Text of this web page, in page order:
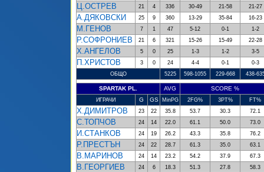
Ц.ОСТРЕВ 21 4 336 30-49 21-58 21-27
А.ДЯКОВСКИ 25 9 360 13-29 35-84 16-23
М.ГЕНОВ 7 1 47 5-12 0-1 1-2
Р.СОФРОНИЕВ 21 6 321 15-26 15-49 22-28
Х.АНГЕЛОВ 5 0 25 1-3 1-2 3-5
П.ХРИСТОВ 3 0 24 4-4 0-1
0-3
ОБЩО
5225 598-1055 229-668 438-
SPARTAK PL. AVG SCORE %
ИГРАЧИ G GS MinPG 2FG% 3PT% FT%
Х.ДИМИТРОВ 23 22 35.8 53.7 30.3 72.1
С.ТОПЧОВ 24 14 22.0 61.1 50.0 73.0
И.СТАНКОВ 24 19 26.2 43.3 35.8 76.2
Р.ПРЕСТЪН 24 22 28.7 61.3 35.0 63.1
В.МАРИНОВ 24 14 23.2 54.2 37.9 67.3
В.ГЕОРГИЕВ 24 6 18.3 51.3 27.8 58.3